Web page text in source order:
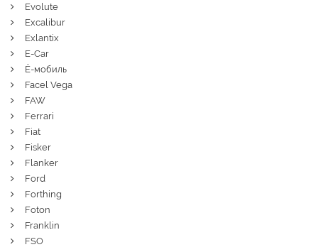
Evolute
Excalibur
Exlantix
E-Car
Ё-мобиль
Facel Vega
FAW
Ferrari
Fiat
Fisker
Flanker
Ford
Forthing
Foton
Franklin
FSO